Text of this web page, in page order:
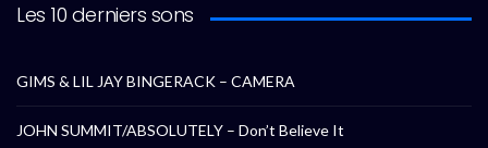
Les 10 derniers sons
GIMS & LIL JAY BINGERACK – CAMERA
JOHN SUMMIT/ABSOLUTELY – Don’t Believe It